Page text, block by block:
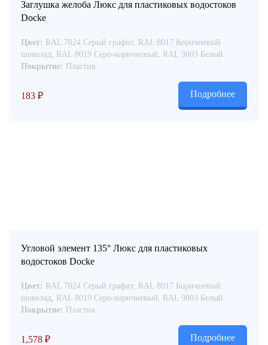
Заглушка желоба Люкс для пластиковых водостоков
Docke
Цвет: RAL 7024 Серый графит, RAL 8017 Коричневый
шоколад, RAL 8019 Серо-коричневый, RAL 9003 Белый
Покрытие: Пластик
183 ₽ Подробнее
Угловой элемент 135° Люкс для пластиковых
водостоков Docke
Цвет: RAL 7024 Серый графит, RAL 8017 Коричневый
шоколад, RAL 8019 Серо-коричневый, RAL 9003 Белый
Покрытие: Пластик
1,578 ₽ Подробнее